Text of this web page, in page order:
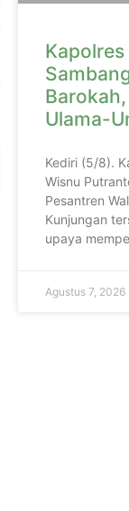
Ulama-
Kediri (5/8).
Wisnu
Pesantren
Kunjungan
upaya
Agustus 7, 2026